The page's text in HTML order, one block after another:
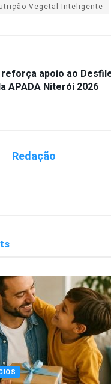
Vegetal Inteligente
apoio ao
APADA Niterói 2026
Redação